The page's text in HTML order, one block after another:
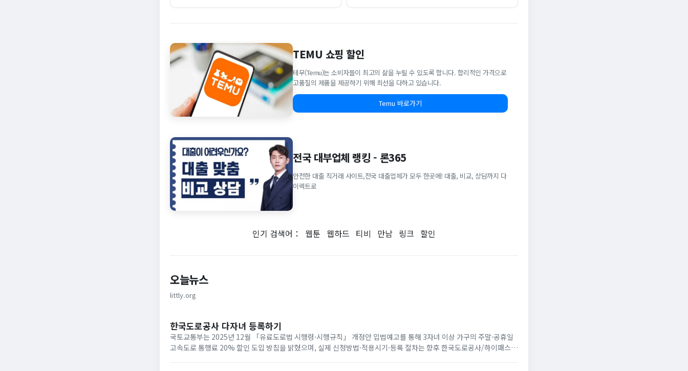
TEMU 쇼핑 할인
테무(Temu)는 소비자들이 최고의 삶을 누릴 수 있도록 합니다. 합리적인 가격으로
고품질의 제품을 제공하기 위해 최선을 다하고 있습니다.
Temu 바로가기
전국 대부업체 랭킹 - 론365
안전한 대출 직거래 사이트,전국 대출업체가 모두 한곳에! 대출, 비교, 상담까지 다
이렉트로
인기 검색어： 웹툰 웹하드 티비 만남 링크 할인
오늘뉴스
littly.org
한국도로공사 다자녀 등록하기
국토교통부는 2025년 12월 「유료도로법 시행령·시행규칙」 개정안 입법예고를 통해 3자녀 이상 가구의 주말·공휴일
고속도로 통행료 20% 할인 도입 방침을 밝혔으며, 실제 신청방법·적용시기·등록 절차는 향후 한국도로공사/하이패스